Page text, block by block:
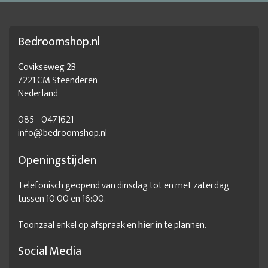
goedkope kleerkasten
Grote draaideurkast
Grote hoge kledingkast
Grote legkast
hangkledingkast
Hippe kledingkast
Hoge garderobekast
Hoge kast slaapkamer
kast 60 cm diep
kast slaapkamer
kasten
kasten aanbieding
Bedroomshop.nl
Covikseweg 2B
7221 CM Steenderen
Nederland
085 - 0471621
info@bedroomshop.nl
Openingstijden
Telefonisch geopend van dinsdag tot en met zaterdag
tussen 10:00 en 16:00.
Toonzaal enkel op afspraak enhierin te plannen.
Social Media